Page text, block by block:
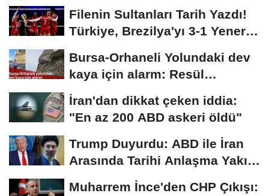
Filenin Sultanları Tarih Yazdı!
Türkiye, Brezilya'yı 3-1 Yenerek
Bursa-Orhaneli Yolundaki dev
kaya için alarm: Resül
Kaplan'dan yetkililere...
İran'dan dikkat çeken iddia:
"En az 200 ABD askeri öldü"
Trump Duyurdu: ABD ile İran
Arasında Tarihi Anlaşma Yakın!
Muharrem İnce'den CHP Çıkışı: